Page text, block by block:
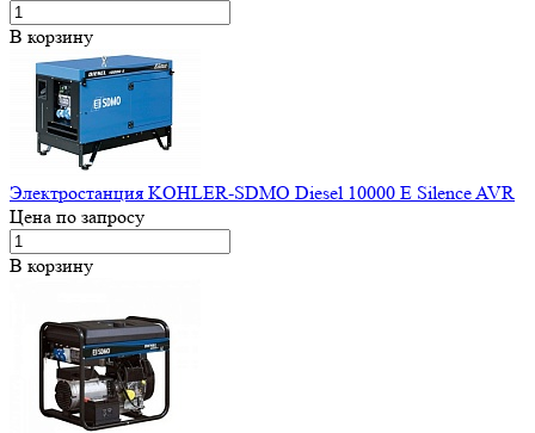
В корзину
Электростанция KOHLER-SDMO Diesel 10000 E Silence AVR
Цена по запросу
В корзину